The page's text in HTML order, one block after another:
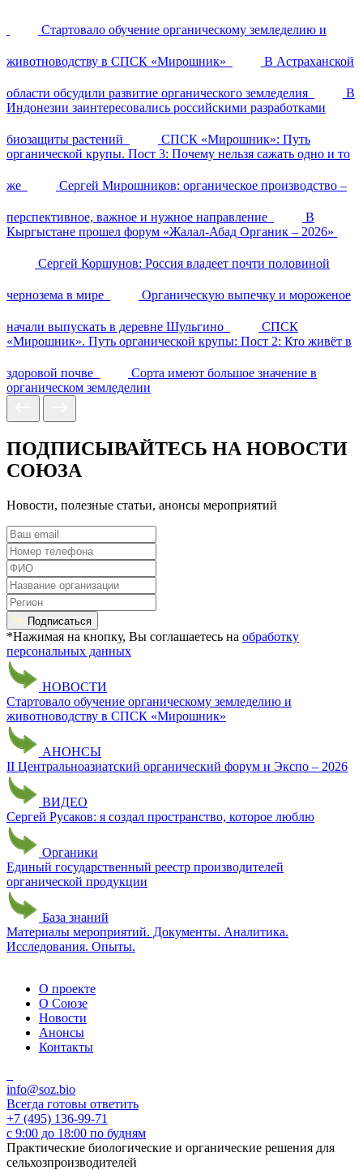
Стартовало обучение органическому земледелию и
животноводству в СПСК «Мирошник» В Астраханской
области обсудили развитие органического земледелия
В
Индонезии заинтересовались российскими разработками
биозащиты растений
СПСК «Мирошник»: Путь
органической крупы. Пост 3: Почему нельзя сажать одно и то
же Сергей Мирошников: органическое производство –
перспективное, важное и нужное направление
В
Кыргыстане прошел форум «Жалал-Абад Органик – 2026»
Сергей Коршунов: Россия владеет почти половиной
чернозема в мире Органическую выпечку и мороженое
начали выпускать в деревне Шульгино
СПСК
«Мирошник». Путь органической крупы: Пост 2: Кто живёт в
здоровой почве
Сорта имеют большое значение в
органическом земледелии
ПОДПИСЫВАЙТЕСЬ НА НОВОСТИ
СОЮЗА
Новости, полезные статьи, анонсы мероприятий
Подписаться
*Нажимая на кнопку, Вы соглашаетесь на обработку
персональных данных
НОВОСТИ
Стартовало обучение органическому земледелию и
животноводству в СПСК «Мирошник»
АНОНСЫ
II Центральноазиатский органический форум и Экспо – 2026
ВИДЕО
Сергей Русаков: я создал пространство, которое люблю
Органики
Единый государственный реестр производителей
органической продукции
База знаний
Материалы мероприятий. Документы. Аналитика.
Исследования. Опыты.
О проекте
О Союзе
Новости
Анонсы
Контакты
info@soz.bio
Всегда готовы ответить
+7 (495) 136-99-71
с 9:00 до 18:00 по будням
Практические биологические и органические решения для
сельхозпроизводителей